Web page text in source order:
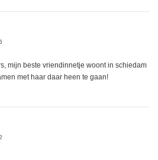
mijn beste vriendinnetje woont in schiedam
met haar daar heen te gaan!